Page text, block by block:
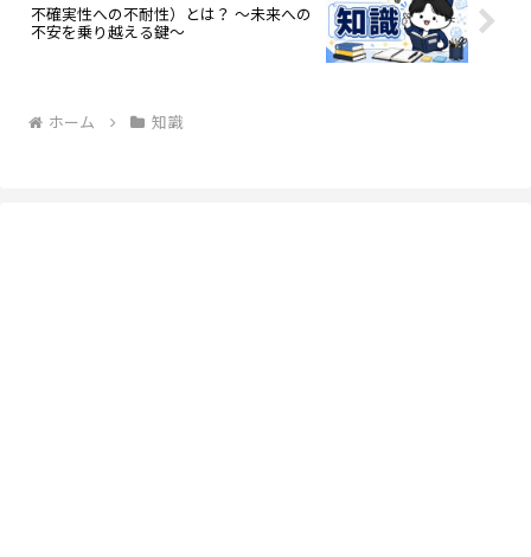
不確実性への不耐性）とは？ ～未来への
不安を乗り越える鍵～
ホーム 知識